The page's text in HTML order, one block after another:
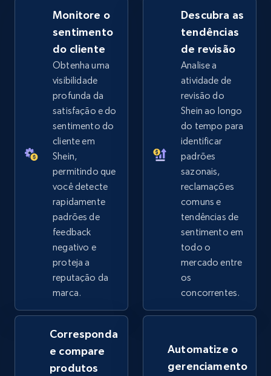
eBay - Collect products from shops on eBay
URL, Product id, Title, Seller name, Seller rating,
Seller reviews, Breadcrumbs, Root category, and
more.
2.5K+ 359+ Comece agora
eBay - Collect records by category
URL, Product id, Title, Seller name, Seller rating,
Seller reviews, Breadcrumbs, Root category, and
more.
2.5K+
Google Shopping
URL, Product id, Title, Product description,
Rating, Reviews count, Images, Variations, and
Monitore o
sentimento
do cliente
Obtenha uma
visibilidade
profunda da
satisfação e do
sentimento do
cliente em
Shein,
permitindo que
você detecte
rapidamente
padrões de
feedback
negativo e
proteja a
reputação da
marca.
Descubra as
tendências
de revisão
Analise a
atividade de
revisão do
Shein ao longo
do tempo para
identificar
padrões
sazonais,
reclamações
comuns e
tendências de
sentimento em
todo o
mercado entre
os
concorrentes.
Corresponda
e compare
produtos
Automatize o
gerenciamento